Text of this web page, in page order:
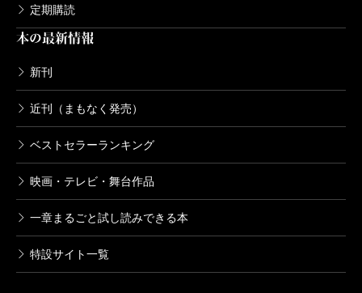
定期購読
本の最新情報
新刊
近刊（まもなく発売）
ベストセラーランキング
映画・テレビ・舞台作品
一章まるごと試し読みできる本
特設サイト一覧